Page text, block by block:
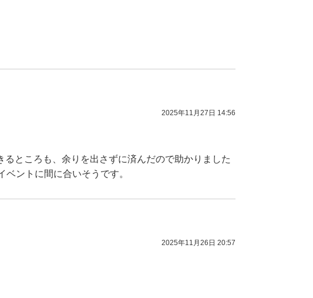
2025年11月27日 14:56
ところも、余りを出さずに済んだので助かりました
ントに間に合いそうです。
2025年11月26日 20:57